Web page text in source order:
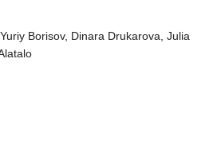
Borisov, Dinara Drukarova, Julia